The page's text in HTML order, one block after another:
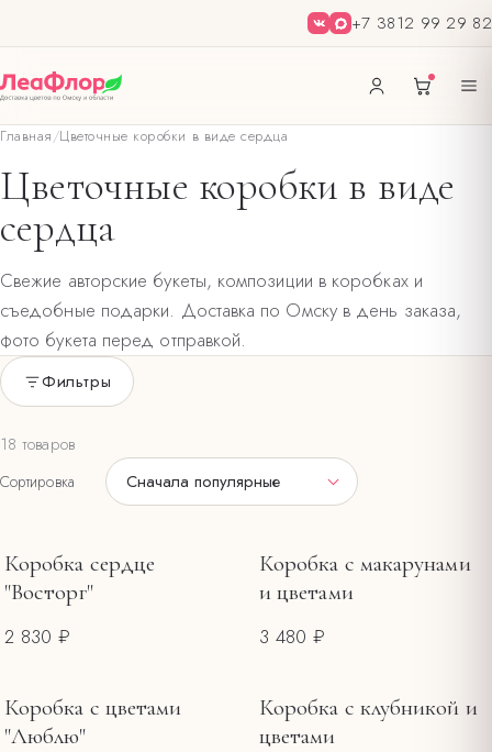
+7 3812 99 29 82
Главная/Цветочные коробки в виде сердца
Цветочные коробки в виде
сердца
Свежие авторские букеты, композиции в коробках и
съедобные подарки. Доставка по Омску в день заказа,
фото букета перед отправкой.
Только в наличии
ЦВЕТ БУКЕТА
Букеты на 8 Марта
Букеты на 14 февраля
ЦЕНА, ₽
Фильтры
18 товаров
Сортировка Сначала популярные
Коробка сердце
"Восторг"
2 830 ₽
Коробка с макарунами
и цветами
3 480 ₽
Коробка с цветами
"Люблю"
Коробка с клубникой и
цветами